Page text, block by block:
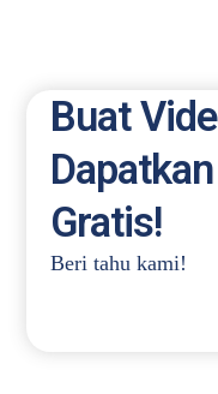
Buat
Gratis!
Beri tahu kami!